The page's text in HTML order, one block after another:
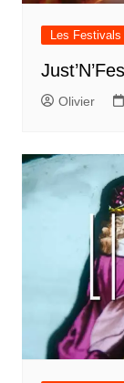
Les Festivals
Olivier